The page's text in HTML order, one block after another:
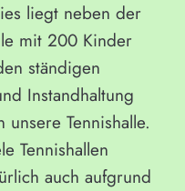
liegt neben der
mit 200 Kinder
ständigen
Instandhaltung
Tennishalle.
Tennishallen
auch aufgrund